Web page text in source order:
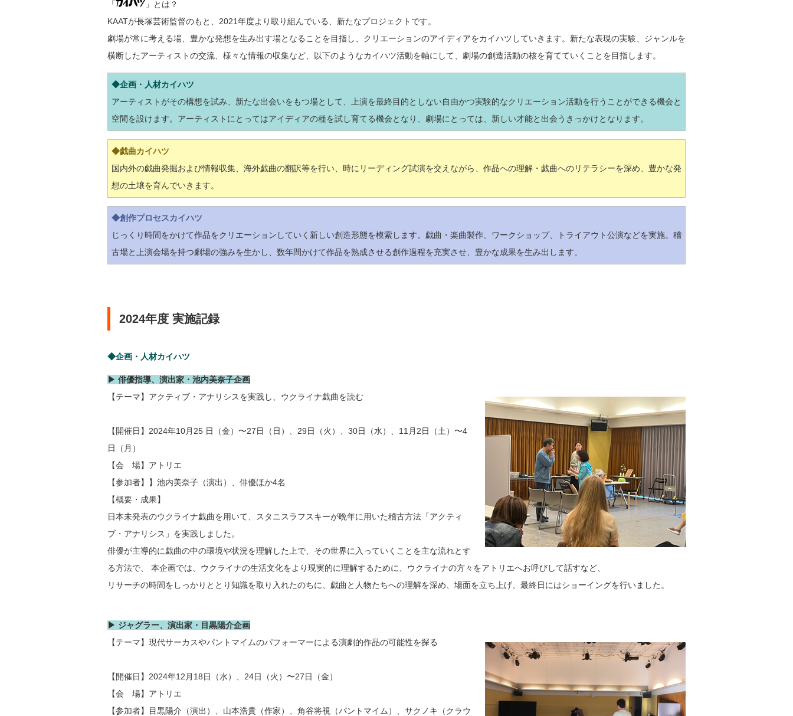
「
」とは？
KAATが長塚芸術監督のもと、2021年度より取り組んでいる、新たなプロジェクトです。
劇場が常に考える場、豊かな発想を生み出す場となることを目指し、クリエーションのアイディアをカイハツしていきます。新たな表現の実験、ジャンルを
横断したアーティストの交流、様々な情報の収集など、以下のようなカイハツ活動を軸にして、劇場の創造活動の核を育てていくことを目指します。
◆企画・人材カイハツ
アーティストがその構想を試み、新たな出会いをもつ場として、上演を最終目的としない自由かつ実験的なクリエーション活動を行うことができる機会と
空間を設けます。アーティストにとってはアイディアの種を試し育てる機会となり、劇場にとっては、新しい才能と出会うきっかけとなります。
◆戯曲カイハツ
国内外の戯曲発掘および情報収集、海外戯曲の翻訳等を行い、時にリーディング試演を交えながら、作品への理解・戯曲へのリテラシーを深め、豊かな発
想の土壌を育んでいきます。
◆創作プロセスカイハツ
じっくり時間をかけて作品をクリエーションしていく新しい創造形態を模索します。戯曲・楽曲製作、ワークショップ、トライアウト公演などを実施。稽
古場と上演会場を持つ劇場の強みを生かし、数年間かけて作品を熟成させる創作過程を充実させ、豊かな成果を生み出します。
2024年度 実施記録
◆企画・人材カイハツ
▶ 俳優指導、演出家・池内美奈子企画
【テーマ】アクティブ・アナリシスを実践し、ウクライナ戯曲を読む
【開催日】2024年10月25 日（金）〜27日（日）、29日（火）、30日（水）、11月2日（土）〜4
日（月）
【会 場】アトリエ
【参加者】】池内美奈子（演出）、俳優ほか4名
【概要・成果】
日本未発表のウクライナ戯曲を用いて、スタニスラフスキーが晩年に用いた稽古方法「アクティ
ブ・アナリシス」を実践しました。
俳優が主導的に戯曲の中の環境や状況を理解した上で、その世界に入っていくことを主な流れとす
る方法で、 本企画では、ウクライナの生活文化をより現実的に理解するために、ウクライナの方々をアトリエへお呼びして話すなど、
リサーチの時間をしっかりととり知識を取り入れたのちに、戯曲と人物たちへの理解を深め、場面を立ち上げ、最終日にはショーイングを行いました。
▶ ジャグラー、演出家・目黒陽介企画
【テーマ】現代サーカスやパントマイムのパフォーマーによる演劇的作品の可能性を探る
【開催日】2024年12月18日（水）、24日（火）〜27日（金）
【会 場】アトリエ
【参加者】目黒陽介（演出）、山本浩貴（作家）、角谷将視（パントマイム）、サクノキ（クラウ